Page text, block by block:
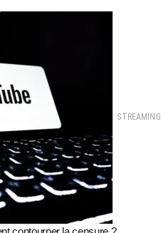
STREAMING